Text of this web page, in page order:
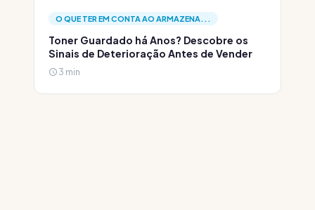
O QUE TER EM CONTA AO ARMAZENA...
Toner Guardado há Anos? Descobre os
Sinais de Deterioração Antes de Vender
3 min